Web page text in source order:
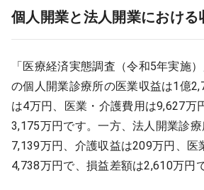
個人開業と法人開業における
「医療経済実態調査（令和5年実施
の個人開業診療所の医業収益は1億
は4万円、医業・介護費用は9,627万
3,175万円です。一方、法人開業診
7,139万円、介護収益は209万円、医
4,738万円で、損益差額は2,610万円